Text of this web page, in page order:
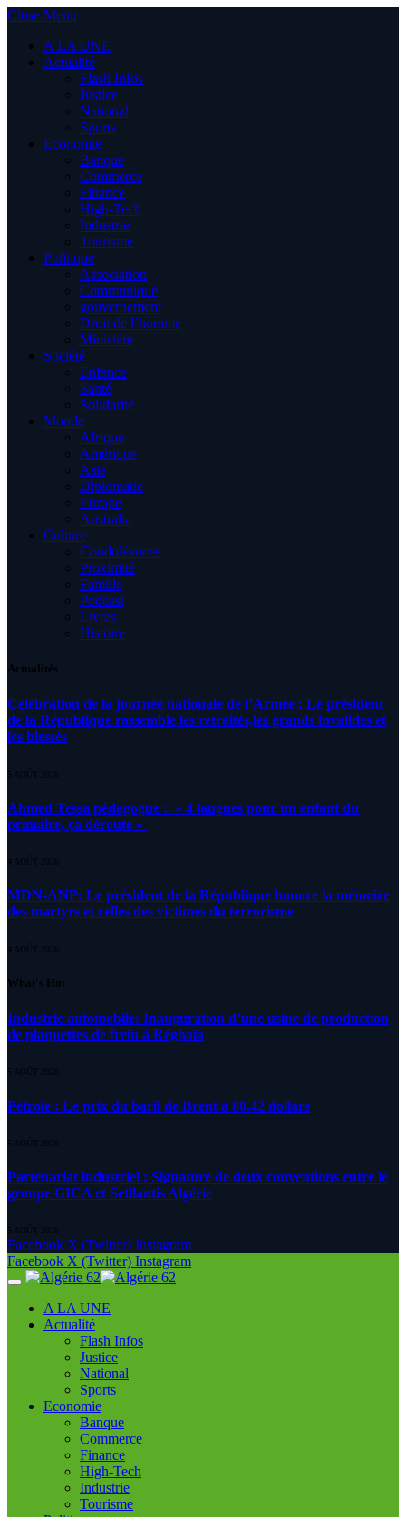
Close Menu
A LA UNE
Actualité
Flash Infos
Justice
National
Sports
Economie
Banque
Commerce
Finance
High-Tech
Industrie
Tourisme
Politique
Association
Communiqué
gouvernement
Droit de l’homme
Ministère
Société
Enfance
Santé
Solidarité
Monde
Afrique
Amérique
Asie
Diplomatie
Europe
Australia
Culture
Condoléances
Proximité
Famille
Podcast
Livres
Histoire
Actualités
Célébration de la journée nationale de l’Armée : Le président
de la République rassemble les retraités,les grands invalides et
les blessés
5 AOÛT 2026
Ahmed Tessa pédagogue : » 4 langues pour un enfant du
primaire, ça déroute «
4 AOÛT 2026
MDN-ANP: Le président de la République honore la mémoire
des martyrs et celles des victimes du terrorisme
4 AOÛT 2026
What's Hot
Industrie automobile: Inauguration d’une usine de production
de plaquettes de frein à Réghaïa
5 AOÛT 2026
Pétrole : Le prix du baril de Brent à 80.42 dollars
5 AOÛT 2026
Partenariat industriel : Signature de deux conventions entre le
groupe GICA et Setllantis Algérie
5 AOÛT 2026
Facebook X (Twitter) Instagram
Facebook X (Twitter) Instagram
A LA UNE
Actualité
Flash Infos
Justice
National
Sports
Economie
Banque
Commerce
Finance
High-Tech
Industrie
Tourisme